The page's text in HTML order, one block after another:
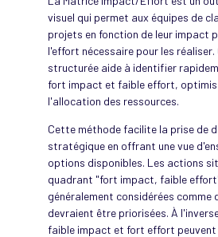
visuel qui permet aux équipes de
projets en fonction de leur impact
l'effort nécessaire pour les
structurée aide à identifier
fort impact et faible effort,
l'allocation des ressources.
Cette méthode facilite la prise de
stratégique en offrant une vue
options disponibles. Les actions
quadrant "fort impact, faible
généralement considérées comme
devraient être priorisées. À
faible impact et fort effort peuvent